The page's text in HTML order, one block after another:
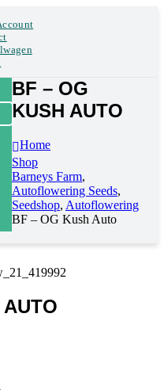
BF – OG
KUSH AUTO
Home
Shop
Barneys Farm,
Autoflowering Seeds,
Seedshop, Autoflowering
BF – OG Kush Auto